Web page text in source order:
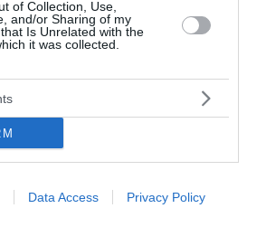
of Collection, Use,
and/or Sharing of my
Is Unrelated with the
it was collected.
Data Access Privacy Policy